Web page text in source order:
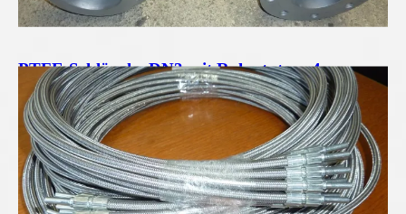
PTFE-Schläuche DN3 mit Rohrstutzen 4mm